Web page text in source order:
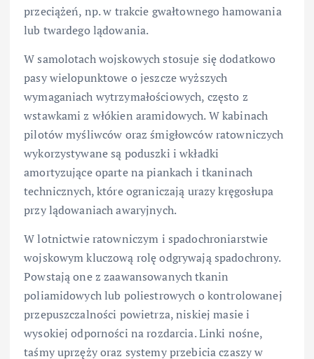
przeciążeń, np. w trakcie gwałtownego hamowania
lub twardego lądowania.
W samolotach wojskowych stosuje się dodatkowo
pasy wielopunktowe o jeszcze wyższych
wymaganiach wytrzymałościowych, często z
wstawkami z włókien aramidowych. W kabinach
pilotów myśliwców oraz śmigłowców ratowniczych
wykorzystywane są poduszki i wkładki
amortyzujące oparte na piankach i tkaninach
technicznych, które ograniczają urazy kręgosłupa
przy lądowaniach awaryjnych.
W lotnictwie ratowniczym i spadochroniarstwie
wojskowym kluczową rolę odgrywają spadochrony.
Powstają one z zaawansowanych tkanin
poliamidowych lub poliestrowych o kontrolowanej
przepuszczalności powietrza, niskiej masie i
wysokiej odporności na rozdarcia. Linki nośne,
taśmy uprzęży oraz systemy przebicia czaszy w